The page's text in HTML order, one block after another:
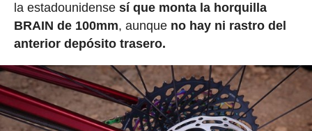
la estadounidense sí que monta la horquilla
BRAIN de 100mm, aunque no hay ni rastro del
anterior depósito trasero.